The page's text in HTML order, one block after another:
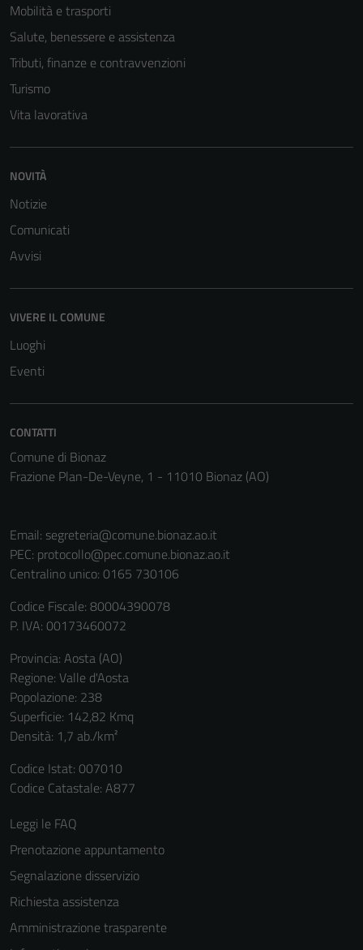
Mobilità e trasporti
Salute, benessere e assistenza
Tributi, finanze e contravvenzioni
Turismo
Vita lavorativa
NOVITÀ
Notizie
Comunicati
Avvisi
VIVERE IL COMUNE
Luoghi
Eventi
CONTATTI
Comune di Bionaz
Frazione Plan-De-Veyne, 1 - 11010 Bionaz (AO)
Email: segreteria@comune.bionaz.ao.it
PEC: protocollo@pec.comune.bionaz.ao.it
Centralino unico: 0165 730106
Codice Fiscale: 80004390078
P. IVA: 00173460072
Provincia: Aosta (AO)
Regione: Valle d'Aosta
Popolazione: 238
Superficie: 142,82 Kmq
Densità: 1,7 ab./km²
Codice Istat: 007010
Codice Catastale: A877
Leggi le FAQ
Prenotazione appuntamento
Segnalazione disservizio
Richiesta assistenza
Amministrazione trasparente
Questi cookie
funzionamento
del sito e non
disabilitati.
Questi cookie